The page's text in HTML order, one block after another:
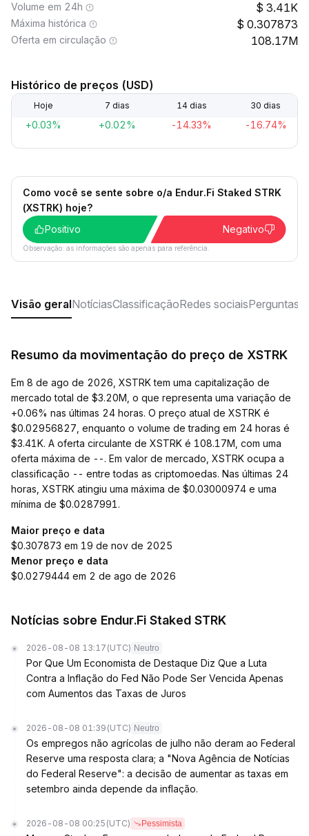
Volume em 24h 3.41K
Máxima histórica 0.307873
Oferta em circulação 108.17M
Histórico de preços (USD)
Hoje 7 dias 14 dias 30 dias
+0.03% +0.02% -14.33% -16.74%
Como você se sente sobre o/a Endur.Fi Staked STRK
(XSTRK) hoje?
Positivo
Negativo
Observação: as informações são apenas para referência.
Visão geralNotíciasClassificaçãoRedes sociaisPerguntas
Resumo da movimentação do preço de XSTRK
Em 8 de ago de 2026, XSTRK tem uma capitalização de
mercado total de $3.20M, o que representa uma variação de
+0.06% nas últimas 24 horas. O preço atual de XSTRK é
$0.02956827, enquanto o volume de trading em 24 horas é
$3.41K. A oferta circulante de XSTRK é 108.17M, com uma
oferta máxima de --. Em valor de mercado, XSTRK ocupa a
classificação -- entre todas as criptomoedas. Nas últimas 24
horas, XSTRK atingiu uma máxima de $0.03000974 e uma
mínima de $0.0287991.
Maior preço e data
$0.307873 em 19 de nov de 2025
Menor preço e data
$0.0279444 em 2 de ago de 2026
Notícias sobre Endur.Fi Staked STRK
2026-08-08 13:17 (UTC) Neutro
Por Que Um Economista de Destaque Diz Que a Luta
Contra a Inflação do Fed Não Pode Ser Vencida Apenas
com Aumentos das Taxas de Juros
2026-08-08 01:39 (UTC) Neutro
Os empregos não agrícolas de julho não deram ao Federal
Reserve uma resposta clara; a "Nova Agência de Notícias
do Federal Reserve": a decisão de aumentar as taxas em
setembro ainda depende da inflação.
2026-08-08 00:25 (UTC) Pessimista